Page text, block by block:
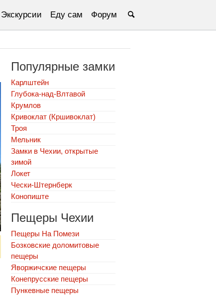
Экскурсии Еду сам Форум
Популярные замки
Карлштейн
Глубока-над-Влтавой
Крумлов
Кривоклат (Кршивоклат)
Троя
Мельник
Замки в Чехии, открытые
зимой
Локет
Чески-Штернберк
Конопиште
Пещеры Чехии
Пещеры На Помези
Бозковские доломитовые
пещеры
Яворжичские пещеры
Конепрусские пещеры
Пункевныe пещеры